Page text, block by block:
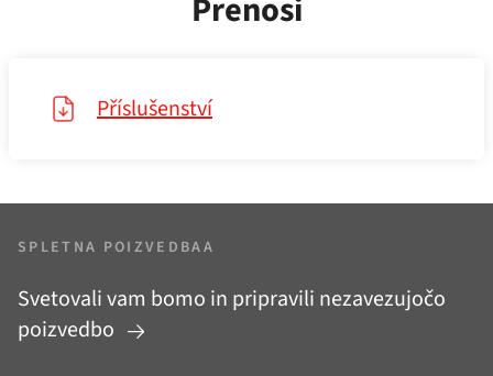
Prenosi
Příslušenství
SPLETNA POIZVEDBAA
Svetovali vam bomo in pripravili nezavezujočo
poizvedbo